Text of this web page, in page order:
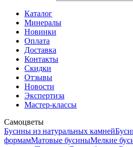
Каталог
Минералы
Новинки
Оплата
Доставка
Контакты
Скидки
Отзывы
Новости
Экспертиза
Мастер-классы
Самоцветы
Бусины из натуральных камней
формамМатовые бусиныМелкие